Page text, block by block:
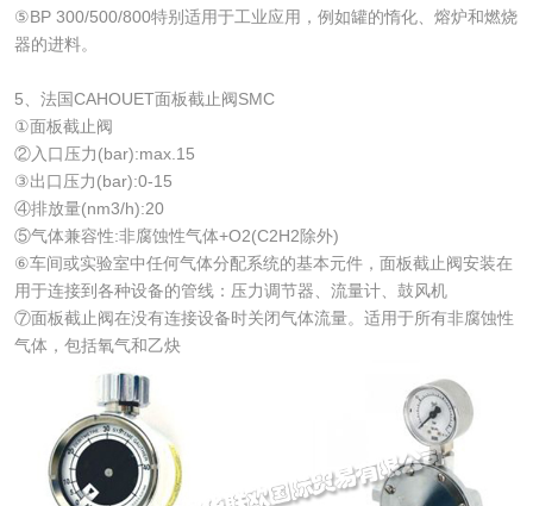
⑤BP 300/500/800特别适用于工业应用，例如罐的惰化、熔炉和燃烧
器的进料。
5、法国CAHOUET面板截止阀SMC
①面板截止阀
②入口压力(bar):max.15
③出口压力(bar):0-15
④排放量(nm3/h):20
⑤气体兼容性:非腐蚀性气体+O2(C2H2除外)
⑥车间或实验室中任何气体分配系统的基本元件，面板截止阀安装在
用于连接到各种设备的管线：压力调节器、流量计、鼓风机
⑦面板截止阀在没有连接设备时关闭气体流量。适用于所有非腐蚀性
气体，包括氧气和乙炔